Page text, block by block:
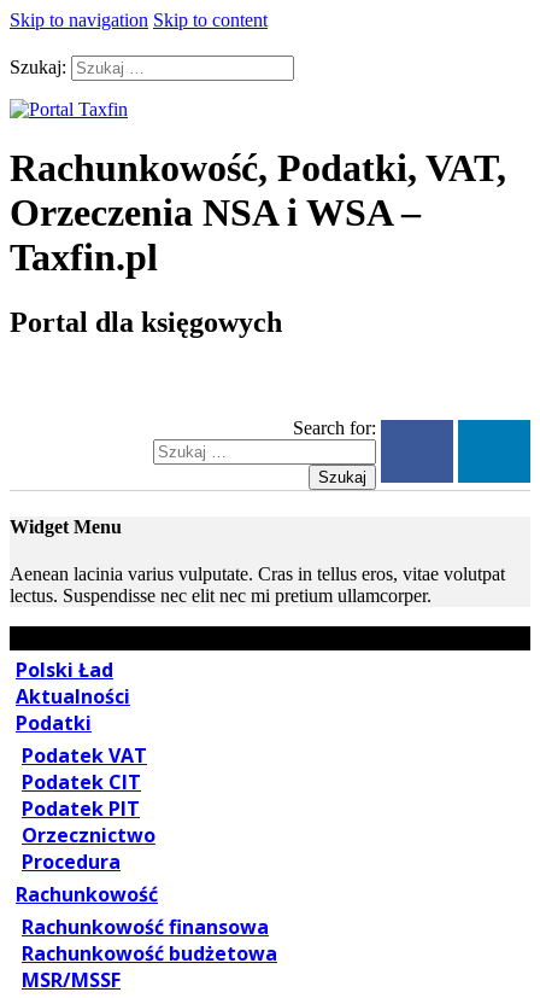
Skip to navigation Skip to content
Szukaj:
Rachunkowość, Podatki, VAT,
Orzeczenia NSA i WSA –
Taxfin.pl
Portal dla księgowych
Search for:
Szukaj
Widget Menu
Aenean lacinia varius vulputate. Cras in tellus eros, vitae volutpat
lectus. Suspendisse nec elit nec mi pretium ullamcorper.
Polski Ład
Aktualności
Podatki
Podatek VAT
Podatek CIT
Podatek PIT
Orzecznictwo
Procedura
Rachunkowość
Rachunkowość finansowa
Rachunkowość budżetowa
MSR/MSSF